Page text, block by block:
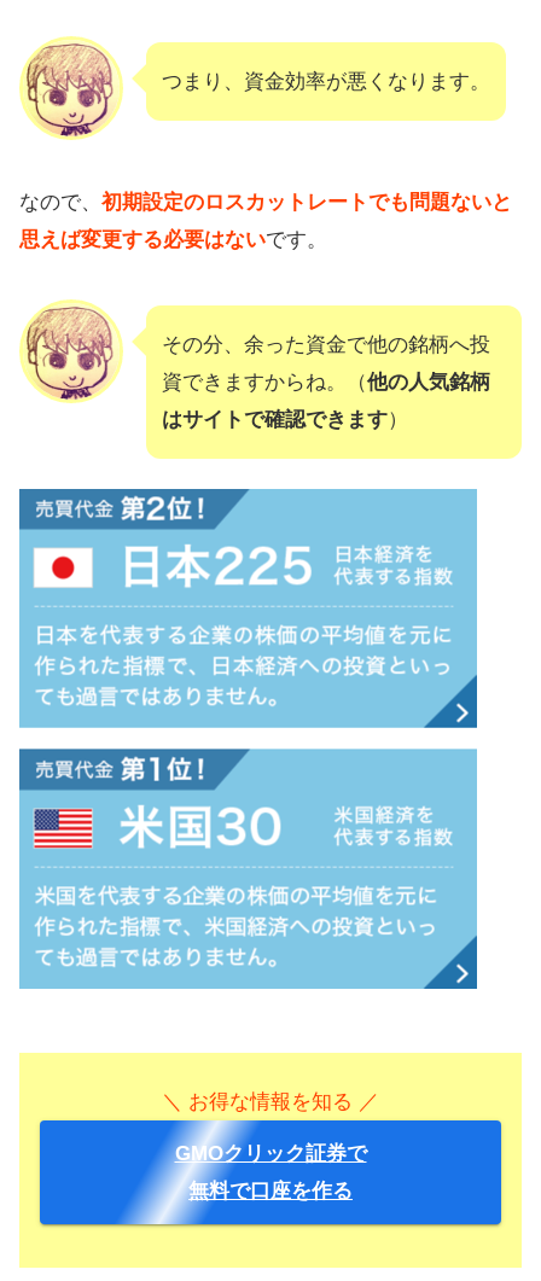
つまり、資金効率が悪くなります。
なので、 初期設定のロスカットレートでも問題ないと
思えば変更する必要はないです。
その分、余った資金で他の銘柄へ投
資できますからね。（他の人気銘柄
はサイトで確認できます）
＼ お得な情報を知る ／
GMOクリック証券で
無料で口座を作る